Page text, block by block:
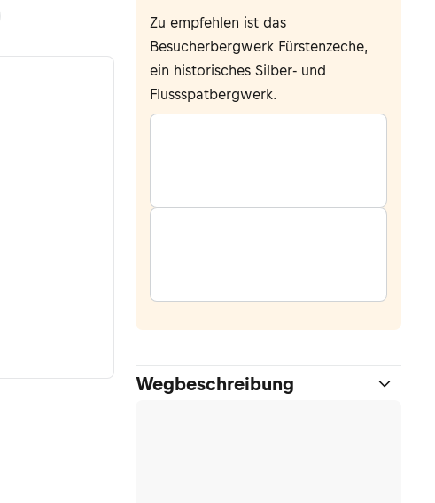
Zu empfehlen ist das
Besucherbergwerk Fürsten­zeche,
ein historisches Silber- und
Flussspatbergwerk.
Wegbeschreibung